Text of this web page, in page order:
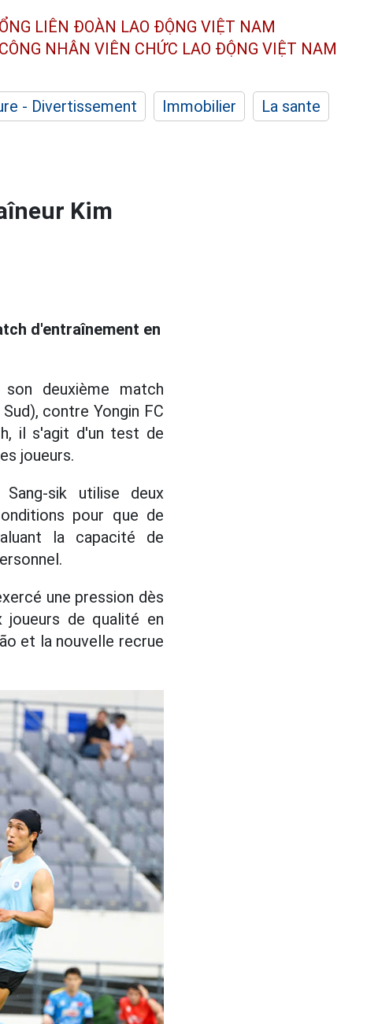
LIÊN ĐOÀN LAO ĐỘNG VIỆT NAM
NHÂN VIÊN CHỨC LAO ĐỘNG VIỆT NAM
- Divertissement Immobilier
La sante
Kim
d'entraînement en
son deuxième match
contre Yongin FC
il s'agit d'un test de
joueurs.
sik utilise deux
pour que de
la capacité de
une pression dès
joueurs de qualité en
et la nouvelle recrue